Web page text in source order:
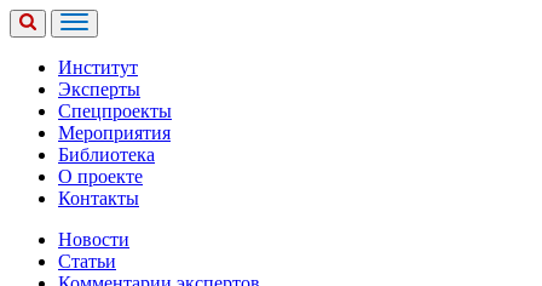
Институт
Эксперты
Спецпроекты
Мероприятия
Библиотека
О проекте
Контакты
Новости
Статьи